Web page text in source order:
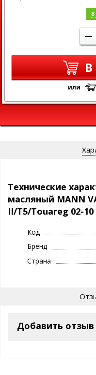
–
В
или
Технические
масляный MANN
II/T5/Touareg 02-10
Код
Бренд
Страна
Добавить отзыв